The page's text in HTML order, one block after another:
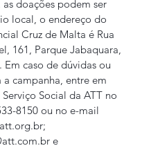
doações podem ser
local, o endereço do
Cruz de Malta é Rua
161, Parque Jabaquara,
Em caso de dúvidas ou
a campanha, entre em
Social da ATT no
8150 ou no e-mail
e